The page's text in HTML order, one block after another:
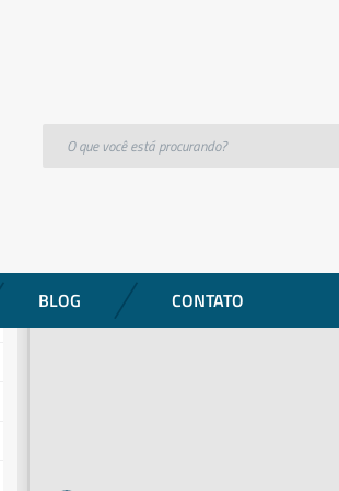
BLOG CONTATO
branco celulose virgem)BRA – Nobre